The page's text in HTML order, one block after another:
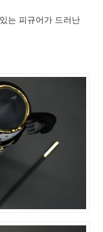
는 피규어가 드러난